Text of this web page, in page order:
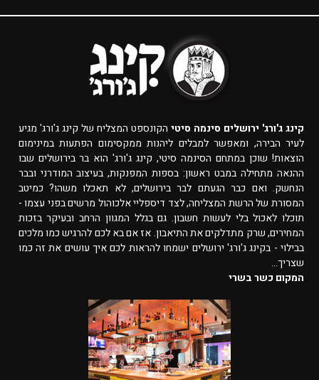
קינג ג'ורג' ירושלים סינמה סיטי הקונספט המצליח של קינג ג'ורג' מגיע
לעיר הבירה, ומאפשר למבלים ליהנות ממקסימום הפתעות במינימום
הוצאות! שוכן במתחם הסינמה סיטי, קינג ג'ורג' הוא בר בירושלים שבו
ההנאה מתחילה במבט ראשון: בספות המפנקות, בעיצוב המודרני ובבר
הנחשק. ואם כבר הגעתם לבר בירושלים, לא תאכלו משהו? כמיטב
המסורת של הרשת המצליחה, לצד דיספליי אלכוהול מרשים בפני עצמו -
תוכלו לאכול בלי לעשות חשבון. גם בגלל המגוון הרחב ובעיקר בזכות
המחירים, שרק מתדלקים את התיאבון. אז אם בא לכם להרגיש כמו מלכים
בבילוי - בקינג ג'ורג' ירושלים ישמחו להראות לכם איך עושים את זה כמו
שצריך...
המקום כשר בשרי